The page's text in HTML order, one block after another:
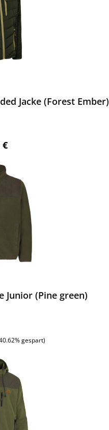
Jacke (Forest Ember)
Preis:
€
Junior (Pine green)
Preis: gespart)